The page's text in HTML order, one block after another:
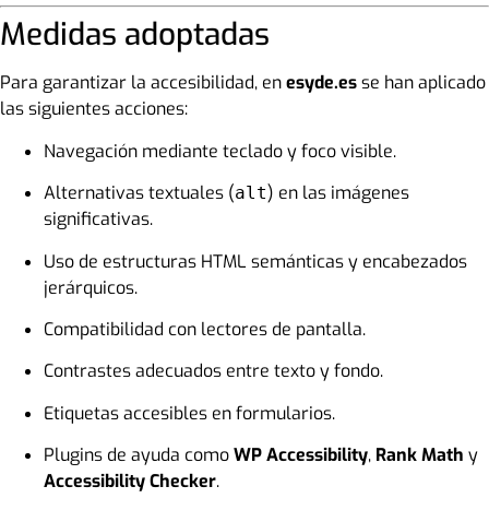
Medidas adoptadas
Para garantizar la accesibilidad, enesyde.esse han aplicado
las siguientes acciones:
Navegación mediante teclado y foco visible.
Alternativas textuales (alt) en las imágenes
significativas.
Uso de estructuras HTML semánticas y encabezados
jerárquicos.
Compatibilidad con lectores de pantalla.
Contrastes adecuados entre texto y fondo.
Etiquetas accesibles en formularios.
Plugins de ayuda comoWP Accessibility, Rank Math y
Accessibility Checker.